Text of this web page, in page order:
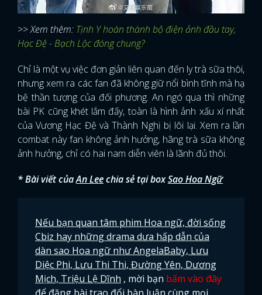
x
ĐĂNG NHẬP
>> Xem thêm: Tịnh Y hoàn thành bộ điện ảnh đầu tay,
Hạc Đệ - Bạch Lộc đóng chung?
Chỉ là một vụ việc đơn giản liên quan đến ly trà sữa thôi,
nhưng xem ra các fan đã không giữ nổi bình tĩnh mà hạ
bệ thần tượng của đối phương. An ngó qua thì những
bài PK cũng khét lắm đấy, toàn là hình ảnh xấu xí nhất
của Vương Hạc Đệ và Thành Nghị bị lôi lại. Xem ra lần
combat này fan không ảnh hưởng, hãng trà sữa không
ảnh hưởng, chỉ có hai nam diễn viên là lãnh đủ thôi.
* Bài viết củaAn Leechia sẻ tại boxSao Hoa Ngữ
Nếu bạn quan tâm phim Hoa ngữ, đời sống
Cbiz hay những drama dưa hấp dẫn của
dàn sao Hoa ngữ như AngelaBaby, Lưu
Diệc Phi, Lưu Thi Thi, Đường Yên, Dương
Mịch, Triệu Lệ Dĩnh , mời bạn bấm vào đây